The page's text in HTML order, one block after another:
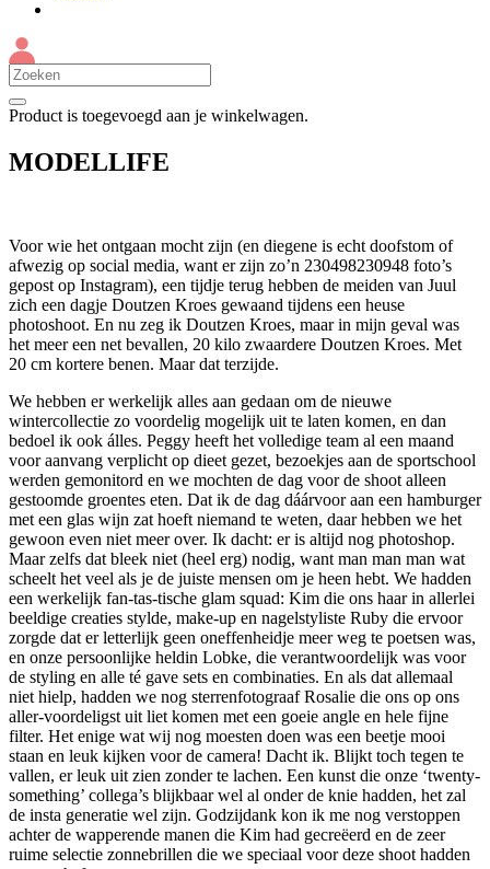
Product is toegevoegd aan je winkelwagen.
MODELLIFE
Voor wie het ontgaan mocht zijn (en diegene is echt doofstom of
afwezig op social media, want er zijn zo’n 230498230948 foto’s
gepost op Instagram), een tijdje terug hebben de meiden van Juul
zich een dagje Doutzen Kroes gewaand tijdens een heuse
photoshoot. En nu zeg ik Doutzen Kroes, maar in mijn geval was
het meer een net bevallen, 20 kilo zwaardere Doutzen Kroes. Met
20 cm kortere benen. Maar dat terzijde.
We hebben er werkelijk alles aan gedaan om de nieuwe
wintercollectie zo voordelig mogelijk uit te laten komen, en dan
bedoel ik ook álles. Peggy heeft het volledige team al een maand
voor aanvang verplicht op dieet gezet, bezoekjes aan de sportschool
werden gemonitord en we mochten de dag voor de shoot alleen
gestoomde groentes eten. Dat ik de dag dáárvoor aan een hamburger
met een glas wijn zat hoeft niemand te weten, daar hebben we het
gewoon even niet meer over. Ik dacht: er is altijd nog photoshop.
Maar zelfs dat bleek niet (heel erg) nodig, want man man man wat
scheelt het veel als je de juiste mensen om je heen hebt. We hadden
een werkelijk fan-tas-tische glam squad: Kim die ons haar in allerlei
beeldige creaties stylde, make-up en nagelstyliste Ruby die ervoor
zorgde dat er letterlijk geen oneffenheidje meer weg te poetsen was,
en onze persoonlijke heldin Lobke, die verantwoordelijk was voor
de styling en alle té gave sets en combinaties. En als dat allemaal
niet hielp, hadden we nog sterrenfotograaf Rosalie die ons op ons
aller-voordeligst uit liet komen met een goeie angle en hele fijne
filter. Het enige wat wij nog moesten doen was een beetje mooi
staan en leuk kijken voor de camera! Dacht ik. Blijkt toch tegen te
vallen, er leuk uit zien zonder te lachen. Een kunst die onze ‘twenty-
something’ collega’s blijkbaar wel al onder de knie hadden, het zal
de insta generatie wel zijn. Godzijdank kon ik me nog verstoppen
achter de wapperende manen die Kim had gecreëerd en de zeer
ruime selectie zonnebrillen die we speciaal voor deze shoot hadden